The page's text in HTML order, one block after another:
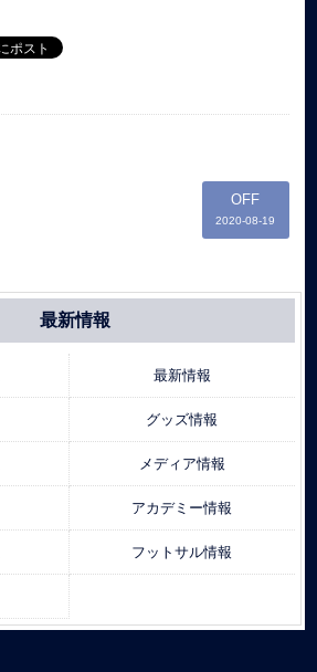
OFF
2020-08-19
最新情報
最新情報
グッズ情報
メディア情報
アカデミー情報
フットサル情報